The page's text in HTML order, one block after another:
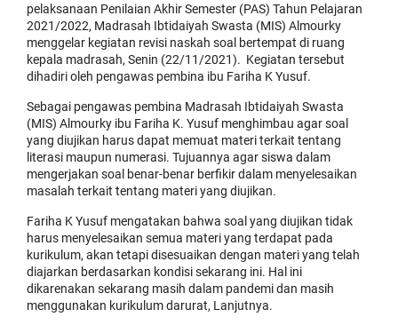
pelaksanaan Penilaian Akhir Semester (PAS) Tahun Pelajaran
2021/2022, Madrasah Ibtidaiyah Swasta (MIS) Almourky
menggelar kegiatan revisi naskah soal bertempat di ruang
kepala madrasah, Senin (22/11/2021). Kegiatan tersebut
dihadiri oleh pengawas pembina ibu Fariha K Yusuf.
Sebagai pengawas pembina Madrasah Ibtidaiyah Swasta
(MIS) Almourky ibu Fariha K. Yusuf menghimbau agar soal
yang diujikan harus dapat memuat materi terkait tentang
literasi maupun numerasi. Tujuannya agar siswa dalam
mengerjakan soal benar-benar berfikir dalam menyelesaikan
masalah terkait tentang materi yang diujikan.
Fariha K Yusuf mengatakan bahwa soal yang diujikan tidak
harus menyelesaikan semua materi yang terdapat pada
kurikulum, akan tetapi disesuaikan dengan materi yang telah
diajarkan berdasarkan kondisi sekarang ini. Hal ini
dikarenakan sekarang masih dalam pandemi dan masih
menggunakan kurikulum darurat, Lanjutnya.